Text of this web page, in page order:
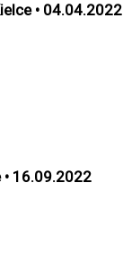
• 04.04.2022
• 16.09.2022